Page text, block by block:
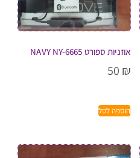
אוזניות ספורט NAVY NY-6665
50 ₪
הוספה לסל